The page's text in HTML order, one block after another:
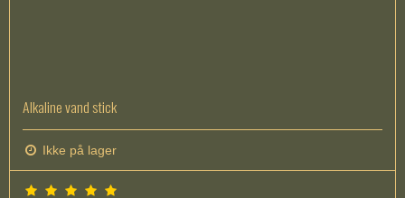
Alkaline vand stick
Ikke på lager